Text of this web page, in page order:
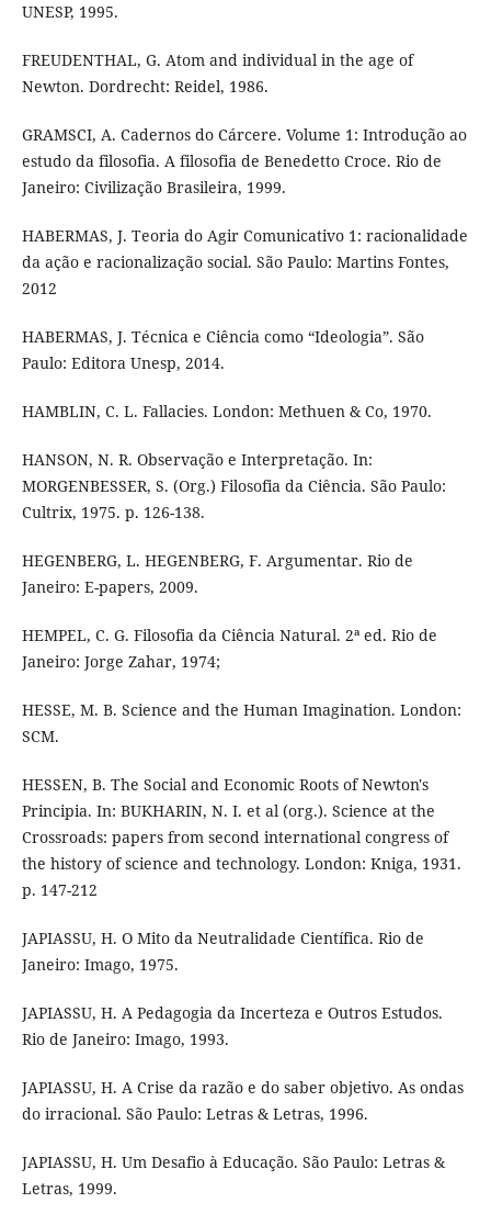
UNESP, 1995.
FREUDENTHAL, G. Atom and individual in the age of
Newton. Dordrecht: Reidel, 1986.
GRAMSCI, A. Cadernos do Cárcere. Volume 1: Introdução ao
estudo da filosofia. A filosofia de Benedetto Croce. Rio de
Janeiro: Civilização Brasileira, 1999.
HABERMAS, J. Teoria do Agir Comunicativo 1: racionalidade
da ação e racionalização social. São Paulo: Martins Fontes,
2012
HABERMAS, J. Técnica e Ciência como “Ideologia”. São
Paulo: Editora Unesp, 2014.
HAMBLIN, C. L. Fallacies. London: Methuen & Co, 1970.
HANSON, N. R. Observação e Interpretação. In:
MORGENBESSER, S. (Org.) Filosofia da Ciência. São Paulo:
Cultrix, 1975. p. 126-138.
HEGENBERG, L. HEGENBERG, F. Argumentar. Rio de
Janeiro: E-papers, 2009.
HEMPEL, C. G. Filosofia da Ciência Natural. 2ª ed. Rio de
Janeiro: Jorge Zahar, 1974;
HESSE, M. B. Science and the Human Imagination. London:
SCM.
HESSEN, B. The Social and Economic Roots of Newton's
Principia. In: BUKHARIN, N. I. et al (org.). Science at the
Crossroads: papers from second international congress of
the history of science and technology. London: Kniga, 1931.
p. 147-212
JAPIASSU, H. O Mito da Neutralidade Científica. Rio de
Janeiro: Imago, 1975.
JAPIASSU, H. A Pedagogia da Incerteza e Outros Estudos.
Rio de Janeiro: Imago, 1993.
JAPIASSU, H. A Crise da razão e do saber objetivo. As ondas
do irracional. São Paulo: Letras & Letras, 1996.
JAPIASSU, H. Um Desafio à Educação. São Paulo: Letras &
Letras, 1999.